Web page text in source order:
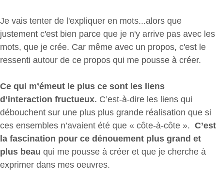
Je vais tenter de l'expliquer en mots...alors que
justement c'est bien parce que je n'y arrive pas avec les
mots, que je crée. Car même avec un propos, c'est le
ressenti autour de ce propos qui me pousse à créer.
Ce qui m’émeut le plus ce sont les liens
d’interaction fructueux. C’est-à-dire les liens qui
débouchent sur une plus plus grande réalisation que si
ces ensembles n’avaient été que « côte-à-côte ». C’est
la fascination pour ce dénouement plus grand et
plus beau qui me pousse à créer et que je cherche à
exprimer dans mes oeuvres.